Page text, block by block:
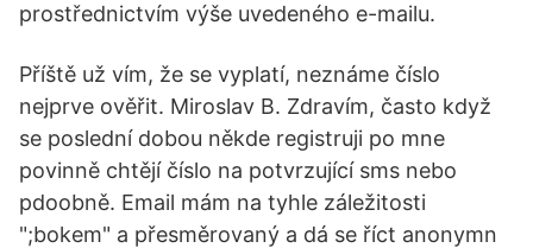
prostřednictvím výše uvedeného e-mailu.
Příště už vím, že se vyplatí, neznáme číslo
nejprve ověřit. Miroslav B. Zdravím, často když
se poslední dobou někde registruji po mne
povinně chtějí číslo na potvrzující sms nebo
pdoobně. Email mám na tyhle záležitosti
";bokem" a přesměrovaný a dá se říct anonymn